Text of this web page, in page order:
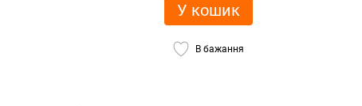
У кошик
В бажання